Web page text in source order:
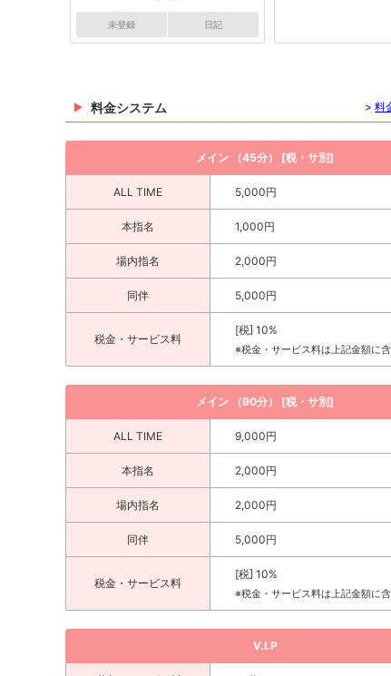
未登録 日記
料金システム > 料
メイン （45分） [税・サ別]
ALL TIME 5,000円
本指名 1,000円
場内指名 2,000円
同伴 5,000円
税金・サービス料
[税] 10%
※税金・サービス料は上記金額に
メイン （90分） [税・サ別]
ALL TIME 9,000円
本指名 2,000円
場内指名 2,000円
同伴 5,000円
税金・サービス料
[税] 10%
※税金・サービス料は上記金額に
V.I.P